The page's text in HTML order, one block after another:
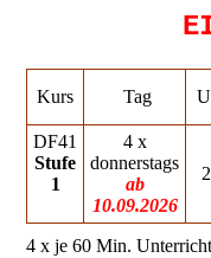
Kurs Tag
DF41
Stufe
1
4 x
donnerstags
ab
10.09.2026
4 x je 60 Min.